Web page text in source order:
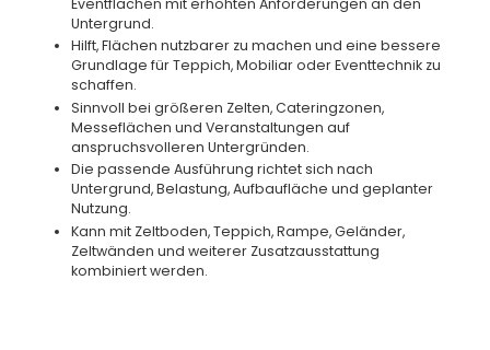
Untergrund.
Hilft, Flächen nutzbarer zu machen und eine bessere
Grundlage für Teppich, Mobiliar oder Eventtechnik zu
schaffen.
Sinnvoll bei größeren Zelten, Cateringzonen,
Messeflächen und Veranstaltungen auf
anspruchsvolleren Untergründen.
Die passende Ausführung richtet sich nach
Untergrund, Belastung, Aufbaufläche und geplanter
Nutzung.
Kann mit Zeltboden, Teppich, Rampe, Geländer,
Zeltwänden und weiterer Zusatzausstattung
kombiniert werden.